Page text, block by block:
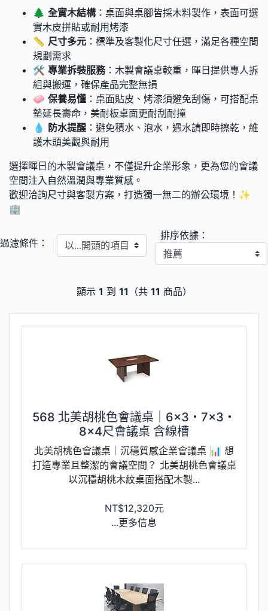
🌲 全實木結構：桌面與桌腳皆採木料製作，表面可選
實木皮拼貼或耐用烤漆
📏 尺寸多元 ：標準及客製化尺寸任選，滿足各種空間
規劃需求
🛠️ 專業拆裝服務：木製會議桌較重，暉日提供專人拆
組與搬運，確保產品完整無損
🧼 保養易懂 ：桌面貼皮、烤漆須避免刮傷，可搭配桌
墊延長壽命，美耐板桌面更耐刮耐撞
💧 防水提醒 ：避免積水、泡水，遇水請即時擦乾，維
護木頭美觀與耐用
選擇暉日的木製會議桌，不僅提升企業形象，更為您的會議
空間注入自然溫潤與專業質感。
歡迎洽詢尺寸與客製方案，打造獨一無二的辦公環境！✨
🏢
過濾條件： 以...開頭的項目 排序依據：
顯示 1 到 11 （共 11 商品）
568 北美胡桃色會議桌｜6×3・7×3・
8×4尺會議桌 含線槽
北美胡桃色會議桌｜沉穩質感企業會議桌 📊 想
打造專業且整潔的會議空間？ 北美胡桃色會議桌
以沉穩胡桃木紋桌面搭配木製...
NT$12,320元
...更多信息